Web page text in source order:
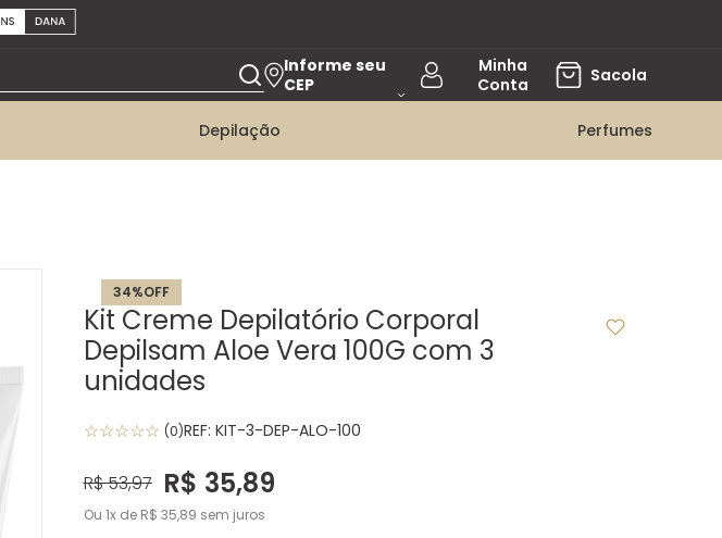
Informe seu
CEP
Depilação Perfumes
34%OFF
Kit Creme Depilatório Corporal
Depilsam Aloe Vera 100G com 3
unidades
☆☆☆☆☆ (0)REF: KIT-3-DEP-ALO-100
R$53,97 R$ 35,89
Ou 1 de R$ 35,89 sem juros